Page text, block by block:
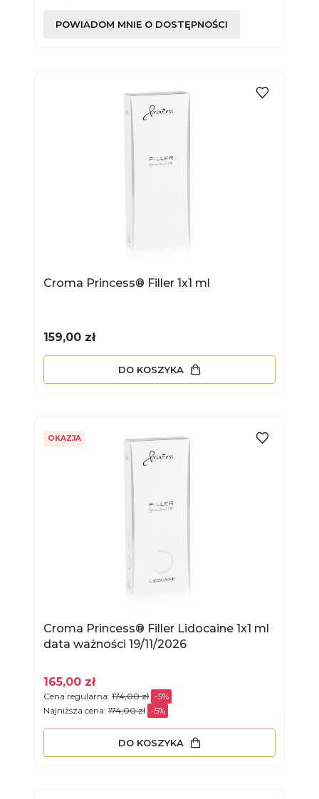
POWIADOM MNIE O DOSTĘPNOŚCI
Croma Princess® Filler 1x1 ml
Cena
159,00 zł
DO KOSZYKA
OKAZJA
Croma Princess® Filler Lidocaine 1x1 ml
data ważności 19/11/2026
165,00 zł
Cena regularna: 174,00 zł -5%
Najniższa cena: 174,00 zł -5%
DO KOSZYKA